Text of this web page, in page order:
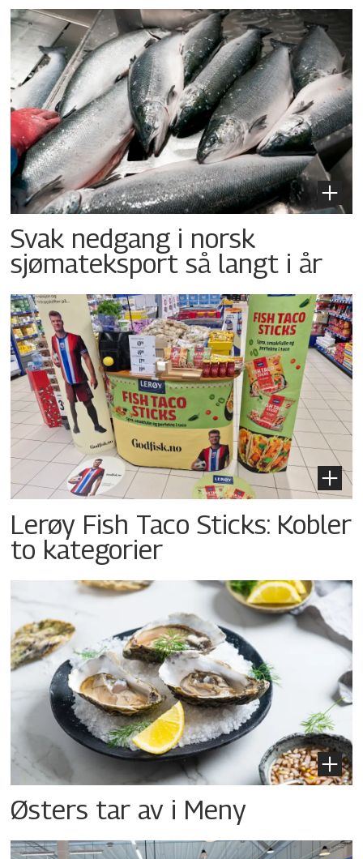
Svak nedgang i norsk
sjømateksport så langt i år
Lerøy Fish Taco Sticks: Kobler
to kategorier
Østers tar av i Meny